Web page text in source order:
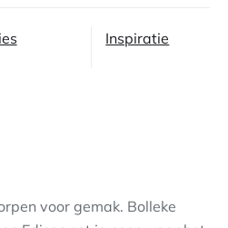
Inspiratie
voor gemak. Bolleke